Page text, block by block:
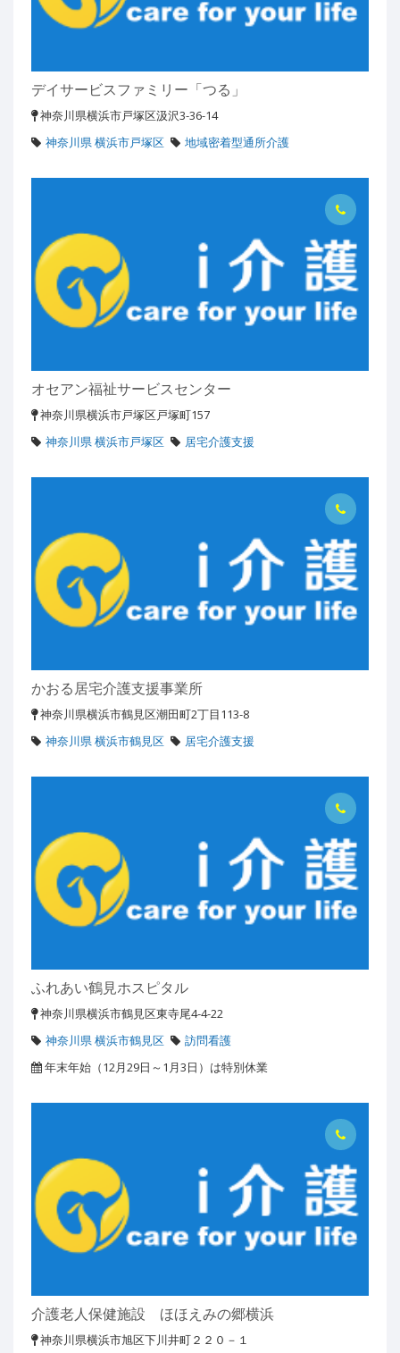
デイサービスファミリー「つる」
神奈川県横浜市戸塚区汲沢3-36-14
神奈川県 横浜市戸塚区
地域密着型通所介護
オセアン福祉サービスセンター
神奈川県横浜市戸塚区戸塚町157
神奈川県 横浜市戸塚区
居宅介護支援
かおる居宅介護支援事業所
神奈川県横浜市鶴見区潮田町2丁目113-8
神奈川県 横浜市鶴見区
居宅介護支援
ふれあい鶴見ホスピタル
神奈川県横浜市鶴見区東寺尾4-4-22
神奈川県 横浜市鶴見区
訪問看護
年末年始（12月29日～1月3日）は特別休業
介護老人保健施設 ほほえみの郷横浜
神奈川県横浜市旭区下川井町２２０－１